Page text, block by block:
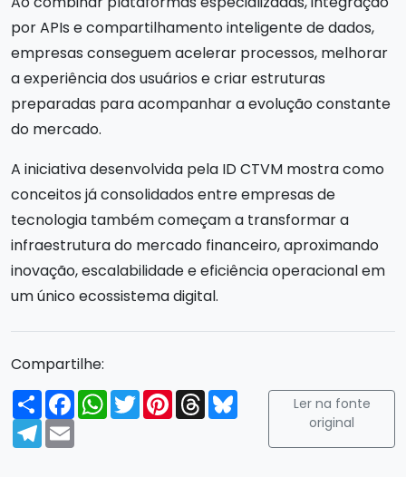
por APIs e compartilhamento inteligente de dados,
empresas conseguem acelerar processos, melhorar
a experiência dos usuários e criar estruturas
preparadas para acompanhar a evolução constante
do mercado.
A iniciativa desenvolvida pela ID CTVM mostra como
conceitos já consolidados entre empresas de
tecnologia também começam a transformar a
infraestrutura do mercado financeiro, aproximando
inovação, escalabilidade e eficiência operacional em
um único ecossistema digital.
Compartilhe:
Compartilhar
FacebookWhatsApp
TwitterPinterest
ThreadsBluesky
Telegram
Email
Ler na fonte
original